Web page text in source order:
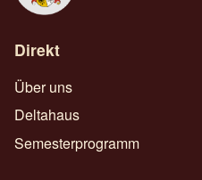
Direkt
Über uns
Deltahaus
Semesterprogramm